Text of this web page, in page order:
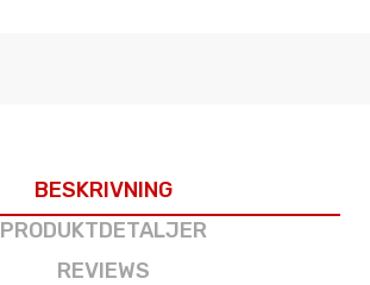
BESKRIVNING
PRODUKTDETALJER
REVIEWS